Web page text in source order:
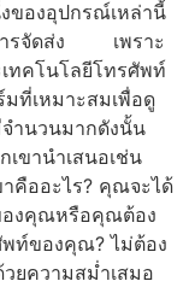
ของอุปกรณ์เหล่านี้
ารจัดส่ง เพราะ
ทคโนโลยีโทรศัพท์
ที่เหมาะสมเพื่อดู
ำนวนมากดังนั้น
ขานำเสนอเช่น
คืออะไร? คุณจะได้
องคุณหรือคุณต้อง
ท์ของคุณ? ไม่ต้อง
ยความสม่ำเสมอ